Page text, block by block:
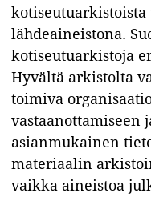
lähdeaineistona.
kotiseutuarkistoja
Hyvältä arkistolta
toimiva
vastaanottamiseen
asianmukainen
materiaalin
vaikka aineistoa